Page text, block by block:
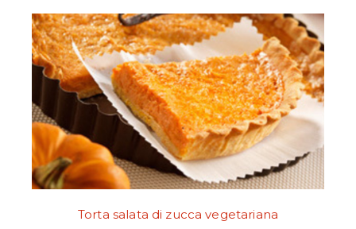
Torta salata di zucca vegetariana